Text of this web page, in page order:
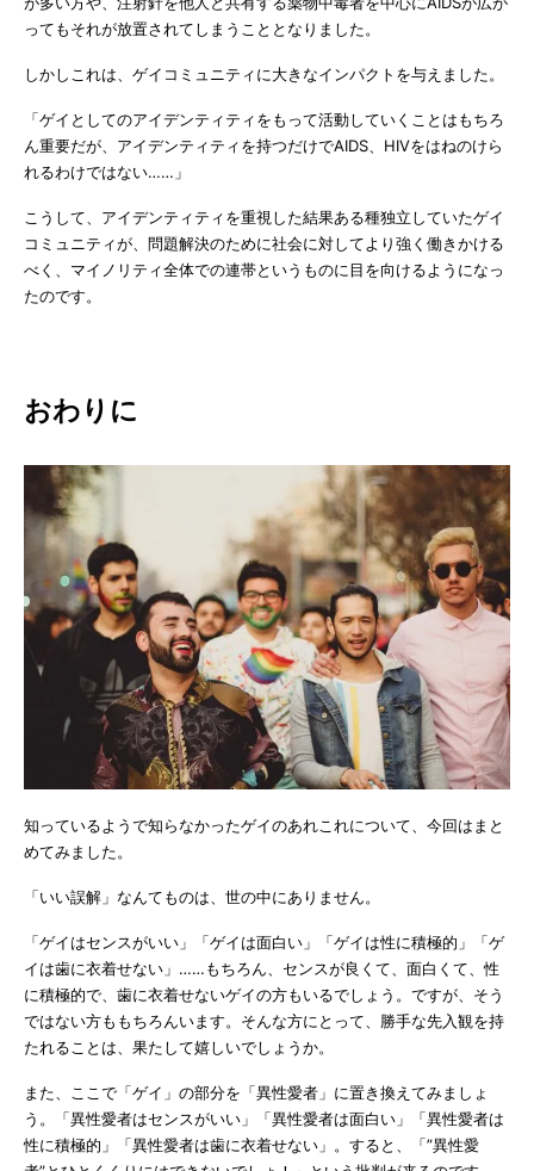
ってもそれが放置されてしまうこととなりました。
しかしこれは、ゲイコミュニティに大きなインパクトを与えました。
「ゲイとしてのアイデンティティをもって活動していくことはもちろ
ん重要だが、アイデンティティを持つだけでAIDS、HIVをはねのけら
れるわけではない……」
こうして、アイデンティティを重視した結果ある種独立していたゲイ
コミュニティが、問題解決のために社会に対してより強く働きかける
べく、マイノリティ全体での連帯というものに目を向けるようになっ
たのです。
おわりに
知っているようで知らなかったゲイのあれこれについて、今回はまと
めてみました。
「いい誤解」なんてものは、世の中にありません。
「ゲイはセンスがいい」「ゲイは面白い」「ゲイは性に積極的」「ゲ
イは歯に衣着せない」……もちろん、センスが良くて、面白くて、性
に積極的で、歯に衣着せないゲイの方もいるでしょう。ですが、そう
ではない方ももちろんいます。そんな方にとって、勝手な先入観を持
たれることは、果たして嬉しいでしょうか。
また、ここで「ゲイ」の部分を「異性愛者」に置き換えてみましょ
う。「異性愛者はセンスがいい」「異性愛者は面白い」「異性愛者は
性に積極的」「異性愛者は歯に衣着せない」。すると、「”異性愛